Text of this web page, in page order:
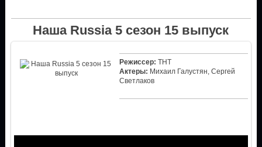
Наша Russia 5 сезон 15 выпуск
Режиссер: ТНТ
Актеры: Михаил Галустян, Сергей
Светлаков